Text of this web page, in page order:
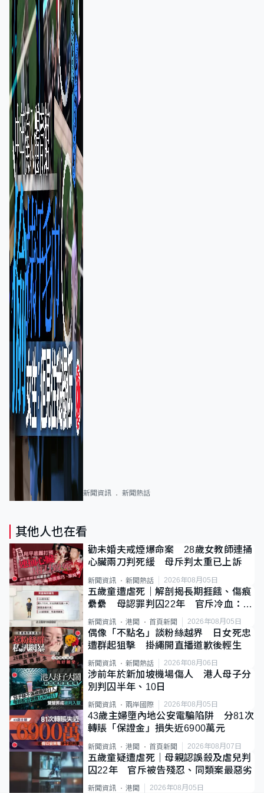
新聞資訊 新聞熱話
其他人也在看
勸未婚夫戒煙爆命案 28歲女教師連捅
心臟兩刀判死緩 母斥判太重已上訴
新聞資訊 新聞熱話 2026年08月05日
五歲童遭虐死｜解剖揭長期捱餓、傷痕
纍纍 母認罪判囚22年 官斥冷血：同
類案最惡劣
新聞資訊 港聞 首頁新聞 2026年08月05日
偶像「不點名」談粉絲越界 日女死忠
遭群起狙擊 掛繩開直播道歉後輕生
新聞資訊 新聞熱話 2026年08月06日
涉前年於新加坡機場傷人 港人母子分
別判囚半年、10日
新聞資訊 兩岸國際 2026年08月05日
43歲主婦墮內地公安電騙陷阱 分81次
轉賬「保證金」損失近6900萬元
新聞資訊 港聞 首頁新聞 2026年08月07日
五歲童疑遭虐死｜母親認誤殺及虐兒判
囚22年 官斥被告殘忍、同類案最惡劣
新聞資訊 港聞 2026年08月05日